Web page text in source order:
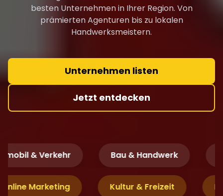
besten Unternehmen in Ihrer Region. Von
prämierten Agenturen bis zu lokalen
Handwerksmeistern.
Unternehmen listen
Jetzt entdecken
& Verkehr Bau & Handwerk
Online Marketing Kultur & Freizeit